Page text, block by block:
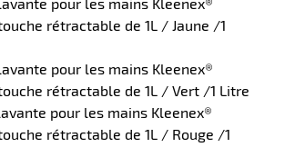
rétractable de 1L / Jaune /1
pour les mains Kleenex®
rétractable de 1L / Vert /1 Litre
pour les mains Kleenex®
rétractable de 1L / Rouge /1